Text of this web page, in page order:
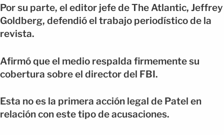
Por su parte, el editor jefe de The Atlantic, Jeffrey
Goldberg, defendió el trabajo periodístico de la
revista.
Afirmó que el medio respalda firmemente su
cobertura sobre el director del FBI.
Esta no es la primera acción legal de Patel en
relación con este tipo de acusaciones.